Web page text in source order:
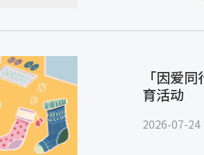
「因爱
育活动
2026-07-24